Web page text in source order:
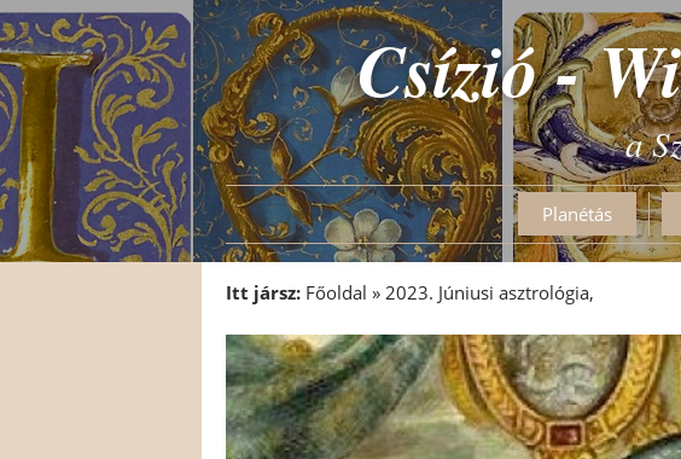
Csízió -
a
Planétás
Itt jársz: Főoldal » 2023. Júniusi asztrológia,